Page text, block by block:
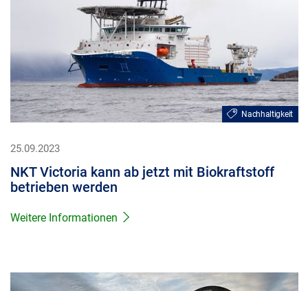
Nachhaltigkeit
25.09.2023
NKT Victoria kann ab jetzt mit Biokraftstoff
betrieben werden
Weitere Informationen